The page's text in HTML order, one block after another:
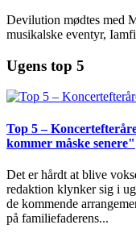
Devilution mødtes med
musikalske eventyr,
Ugens top 5
Top 5 –
kommer måske senere"
Det er hårdt at blive
redaktion klynker sig i
de kommende
på familiefaderens...